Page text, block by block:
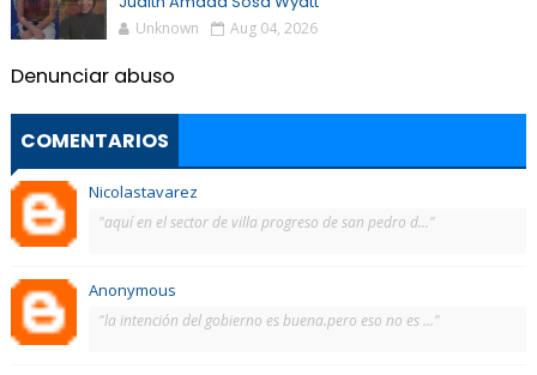
Unknown Aug 04, 2026
Denunciar abuso
COMENTARIOS
Nicolastavarez
"aquí en el sector de villa progreso de san pedro d..."
Anonymous
"la intención del gobierno es buena.pero eso no es ..."